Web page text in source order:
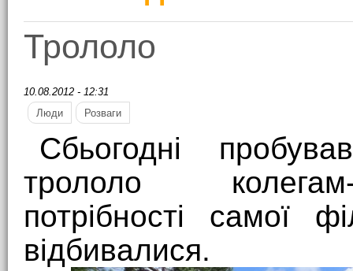
Трололо
10.08.2012 - 12:31
Люди
Розваги
Сбьогодні
трололо
потрібності самої
відбивалися.